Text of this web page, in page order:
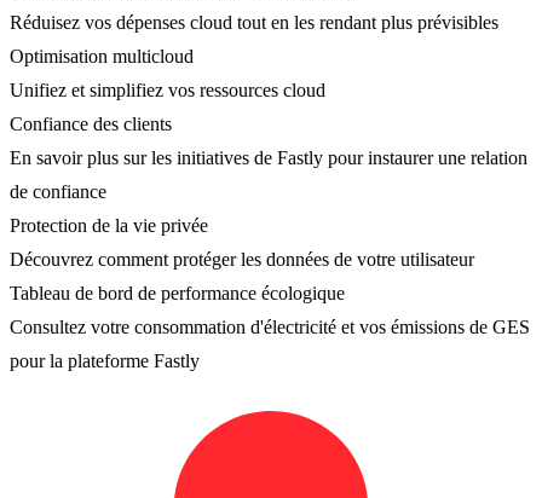
Réduisez vos dépenses cloud tout en les rendant plus prévisibles
Optimisation multicloud
Unifiez et simplifiez vos ressources cloud
Confiance des clients
En savoir plus sur les initiatives de Fastly pour instaurer une relation
de confiance
Protection de la vie privée
Découvrez comment protéger les données de votre utilisateur
Tableau de bord de performance écologique
Consultez votre consommation d'électricité et vos émissions de GES
pour la plateforme Fastly